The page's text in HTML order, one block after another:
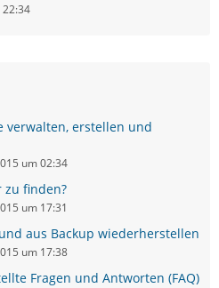
22:34
verwalten, erstellen und
um 02:34
zu finden?
um 17:31
aus Backup wiederherstellen
um 17:38
Fragen und Antworten (FAQ)